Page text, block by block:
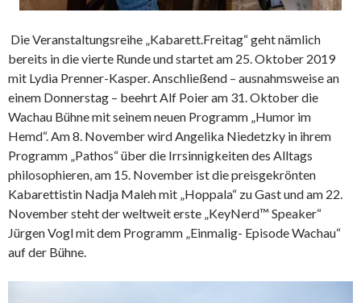
Die Veranstaltungsreihe „Kabarett.Freitag“ geht nämlich
bereits in die vierte Runde und startet am 25. Oktober 2019
mit Lydia Prenner-Kasper. Anschließend – ausnahmsweise an
einem Donnerstag – beehrt Alf Poier am 31. Oktober die
Wachau Bühne mit seinem neuen Programm „Humor im
Hemd“. Am 8. November wird Angelika Niedetzky in ihrem
Programm „Pathos“ über die Irrsinnigkeiten des Alltags
philosophieren, am 15. November ist die preisgekrönten
Kabarettistin Nadja Maleh mit „Hoppala“ zu Gast und am 22.
November steht der weltweit erste „KeyNerd™ Speaker“
Jürgen Vogl mit dem Programm „Einmalig- Episode Wachau“
auf der Bühne.